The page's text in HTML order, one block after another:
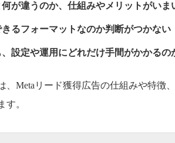
が違うのか、仕組みやメリットがいま
るフォーマットなのか判断がつかない
設定や運用にどれだけ手間がかかるの
、Metaリード獲得広告の仕組みや特徴
す。